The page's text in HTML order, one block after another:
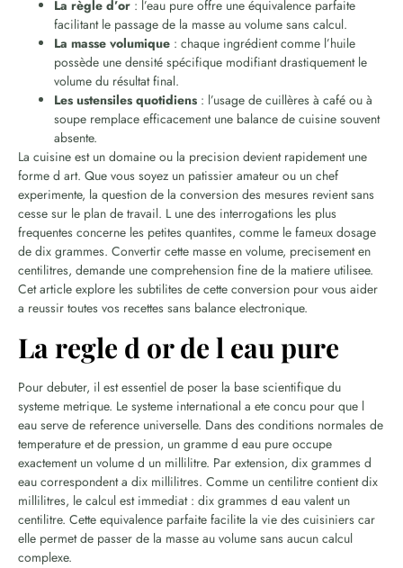
La règle d’or : l’eau pure offre une équivalence parfaite
facilitant le passage de la masse au volume sans calcul.
La masse volumique : chaque ingrédient comme l’huile
possède une densité spécifique modifiant drastiquement le
volume du résultat final.
Les ustensiles quotidiens : l’usage de cuillères à café ou à
soupe remplace efficacement une balance de cuisine souvent
absente.
La cuisine est un domaine ou la precision devient rapidement une
forme d art. Que vous soyez un patissier amateur ou un chef
experimente, la question de la conversion des mesures revient sans
cesse sur le plan de travail. L une des interrogations les plus
frequentes concerne les petites quantites, comme le fameux dosage
de dix grammes. Convertir cette masse en volume, precisement en
centilitres, demande une comprehension fine de la matiere utilisee.
Cet article explore les subtilites de cette conversion pour vous aider
a reussir toutes vos recettes sans balance electronique.
La regle d or de l eau pure
Pour debuter, il est essentiel de poser la base scientifique du
systeme metrique. Le systeme international a ete concu pour que l
eau serve de reference universelle. Dans des conditions normales de
temperature et de pression, un gramme d eau pure occupe
exactement un volume d un millilitre. Par extension, dix grammes d
eau correspondent a dix millilitres. Comme un centilitre contient dix
millilitres, le calcul est immediat : dix grammes d eau valent un
centilitre. Cette equivalence parfaite facilite la vie des cuisiniers car
elle permet de passer de la masse au volume sans aucun calcul
complexe.